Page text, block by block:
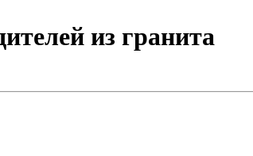
из гранита